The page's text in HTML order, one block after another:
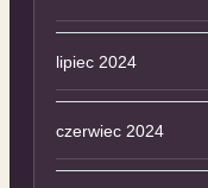
lipiec 2024
czerwiec 2024